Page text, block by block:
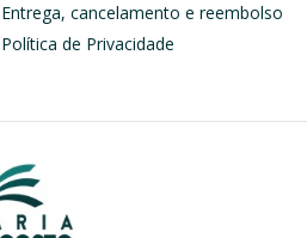
Entrega, cancelamento e reembolso
Política de Privacidade